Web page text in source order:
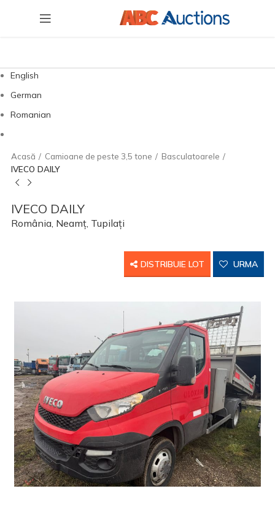
English
German
Romanian
Acasă Camioane de peste 3,5 tone
Basculatoarele
IVECO DAILY
IVECO DAILY
România, Neamț, Tupilați
DISTRIBUIE LOT URMA